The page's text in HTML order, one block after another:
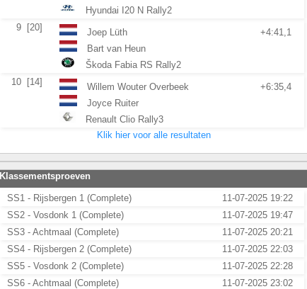
Hyundai I20 N Rally2
9
[20] Joep Lüth
+4:41,1
Bart van Heun
Škoda Fabia RS Rally2
10
[14] Willem Wouter Overbeek
+6:35,4
Joyce Ruiter
Renault Clio Rally3
Klik hier voor alle resultaten
Klassementsproeven
SS1 - Rijsbergen 1 (Complete)
11-07-2025 19:22
SS2 - Vosdonk 1 (Complete)
11-07-2025 19:47
SS3 - Achtmaal (Complete)
11-07-2025 20:21
SS4 - Rijsbergen 2 (Complete)
11-07-2025 22:03
SS5 - Vosdonk 2 (Complete)
11-07-2025 22:28
SS6 - Achtmaal (Complete)
11-07-2025 23:02